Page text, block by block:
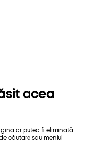
acea
ar putea fi eliminată
căutare sau meniul